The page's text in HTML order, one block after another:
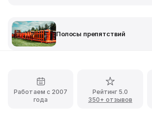
Полосы препятствий
Работаем с 2007
года
Рейтинг 5.0
350+ отзывов